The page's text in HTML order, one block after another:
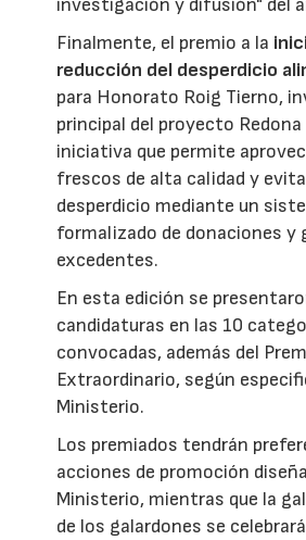
investigación y difusión" del
Finalmente, el premio a la
reducción del desperdicio
para Honorato Roig Tierno,
principal del proyecto Redona
iniciativa que permite
frescos de alta calidad y
desperdicio mediante un
formalizado de donaciones y
excedentes.
En esta edición se
candidaturas en las 10
convocadas, además del
Extraordinario, según
Ministerio.
Los premiados tendrán
acciones de promoción
Ministerio, mientras que la
de los galardones se